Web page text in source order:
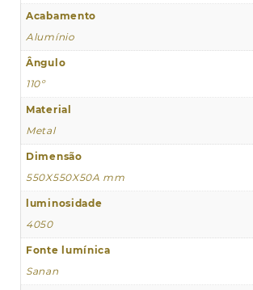
Acabamento
Alumínio
Ângulo
110º
Material
Metal
Dimensão
550X550X50A mm
luminosidade
4050
Fonte lumínica
Sanan